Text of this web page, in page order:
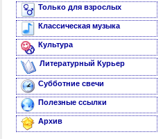
Только для взрослых
Классическая музыка
Культура
Литературный Курьер
Субботние свечи
Полезные ссылки
Архив